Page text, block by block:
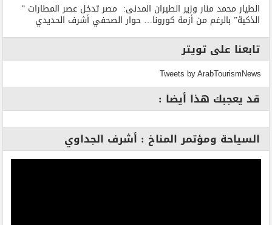
الطيار محمد منار وزير الطيران المدنى: مصر تدخل عصر المطارات ”
الذكية” بالرغم من أزمة كورونا… حوار الصحفي أشرف الحديدي
تابعنا على تويتر
Tweets by ArabTourismNews
قد يعجبك هذا أيضا :
السياحة ومؤتمر المناخ : أشرف الجداوي